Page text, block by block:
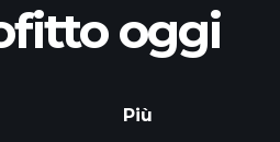
oggi
Più